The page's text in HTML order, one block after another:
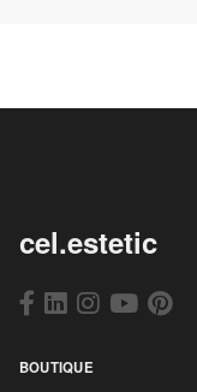
cel.estetic
BOUTIQUE